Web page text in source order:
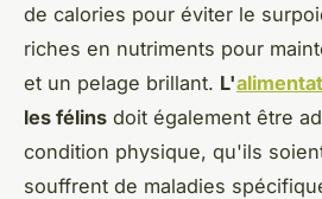
de calories pour éviter le
riches en nutriments pour
et un pelage brillant. L'
les félins doit également être
condition physique, qu'ils
souffrent de maladies